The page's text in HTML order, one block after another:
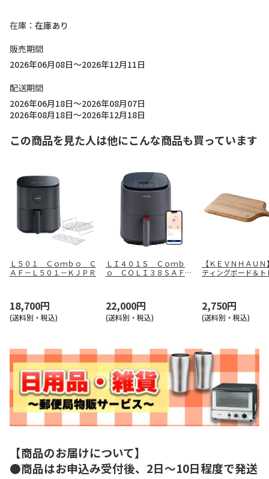
在庫
在庫あり
販売期間
2026年06月08日～2026年12月11日
配送期間
2026年06月18日～2026年08月07日
2026年08月18日～2026年12月18日
この商品を見た人は他にこんな商品も買っています
Ｌ５０１ Ｃｏｍｂｏ Ｃ
ＡＦ－Ｌ５０１－ＫＪＰＲ
18,700円
(送料別・税込)
ＬＩ４０１Ｓ Ｃｏｍｂ
ｏ ＣＯＬＩ３８ＳＡＦＧ
22,000円
(送料別・税込)
【ＫＥＶＮＨＡＵ
ティングボード＆
2,750円
(送料別・税込)
【商品のお届けについて】
●商品はお申込み受付後、2日～10日程度で発送